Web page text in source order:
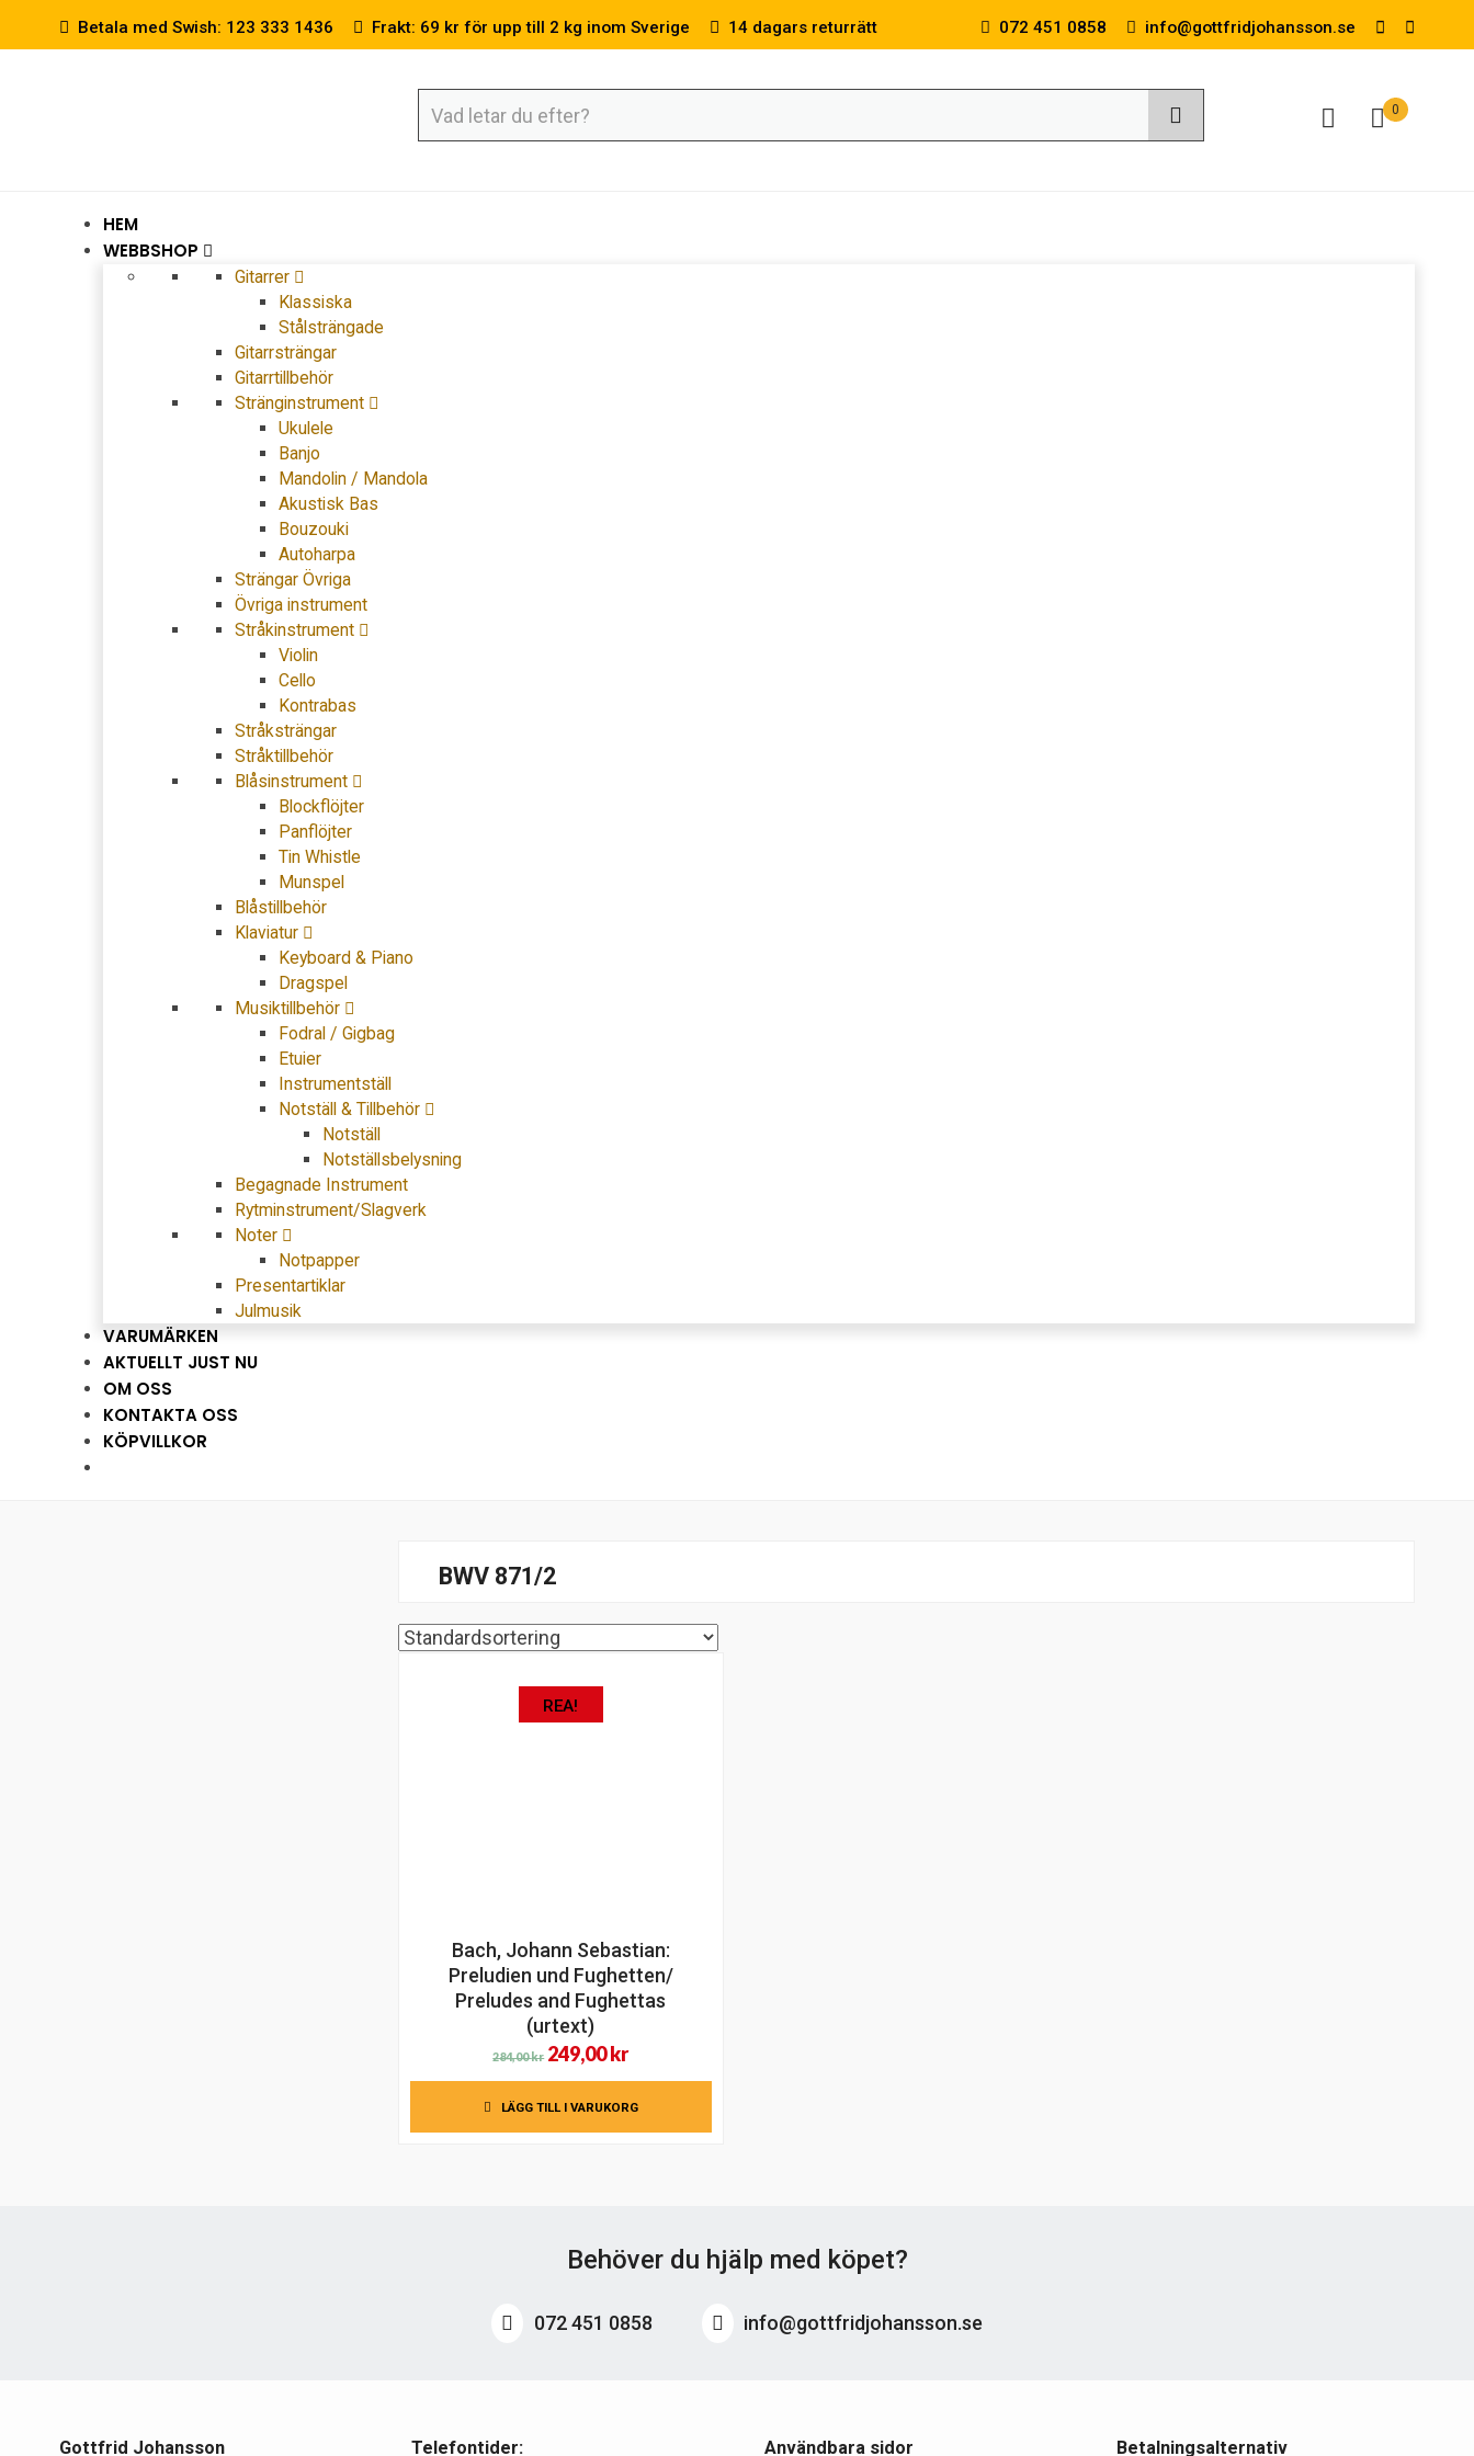
Betala med Swish: 123 333 1436 Frakt: 69 kr för upp till 2 kg inom Sverige 14 dagars returrätt 072 451 0858 info@gottfridjohansson.se
0
HEM
WEBBSHOP
Gitarrer
Klassiska
Stålsträngade
Gitarrsträngar
Gitarrtillbehör
Stränginstrument
Ukulele
Banjo
Mandolin / Mandola
Akustisk Bas
Bouzouki
Autoharpa
Strängar Övriga
Övriga instrument
Stråkinstrument
Violin
Cello
Kontrabas
Stråksträngar
Stråktillbehör
Blåsinstrument
Blockflöjter
Panflöjter
Tin Whistle
Munspel
Blåstillbehör
Klaviatur
Keyboard & Piano
Dragspel
Musiktillbehör
Fodral / Gigbag
Etuier
Instrumentställ
Notställ & Tillbehör
Notställ
Notställsbelysning
Begagnade Instrument
Rytminstrument/Slagverk
Noter
Notpapper
Presentartiklar
Julmusik
VARUMÄRKEN
AKTUELLT JUST NU
OM OSS
KONTAKTA OSS
KÖPVILLKOR
BWV 871/2
REA!
Bach, Johann Sebastian:
Preludien und Fughetten/
Preludes and Fughettas
(urtext)
284,00kr Det
ursprungliga
priset
249,00krDet
nuvarande
priset
LÄGG TILL I VARUKORG
Behöver du hjälp med köpet?
072 451 0858 info@gottfridjohansson.se
Gottfrid Johansson Telefontider: Användbara sidor Betalningsalternativ